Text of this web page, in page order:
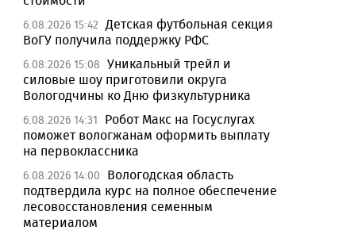
6.08.2026 15:42 Детская футбольная секция
ВоГУ получила поддержку РФС
6.08.2026 15:08 Уникальный трейл и
силовые шоу приготовили округа
Вологодчины ко Дню физкультурника
6.08.2026 14:31
Робот Макс на Госуслугах
поможет вологжанам оформить выплату
на первоклассника
6.08.2026 14:00
Вологодская область
подтвердила курс на полное обеспечение
лесовосстановления семенным
материалом